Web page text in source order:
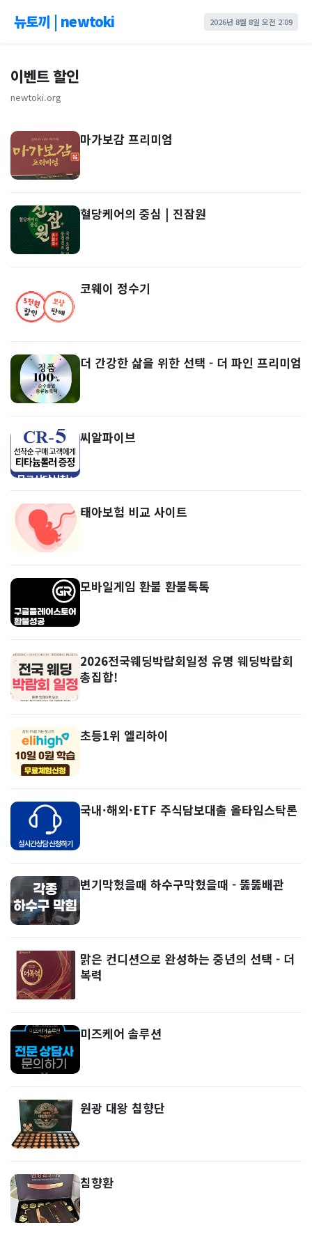
뉴토끼 | newtoki 2026년 8월 8일 오전 2:09
이벤트 할인
newtoki.org
마가보감 프리미엄
혈당케어의 중심 | 진잠원
코웨이 정수기
더 간강한 삶을 위한 선택 - 더 파인 프리미엄
씨알파이브
태아보험 비교 사이트
모바일게임 환불 환불톡톡
2026전국웨딩박람회일정 유명 웨딩박람회
총집합!
초등1위 엘리하이
국내·해외·ETF 주식담보대출 올타임스탁론
변기막혔을때 하수구막혔을때 - 뚫뚫배관
맑은 컨디션으로 완성하는 중년의 선택 - 더
복력
미즈케어 솔루션
원광 대왕 침향단
침향환